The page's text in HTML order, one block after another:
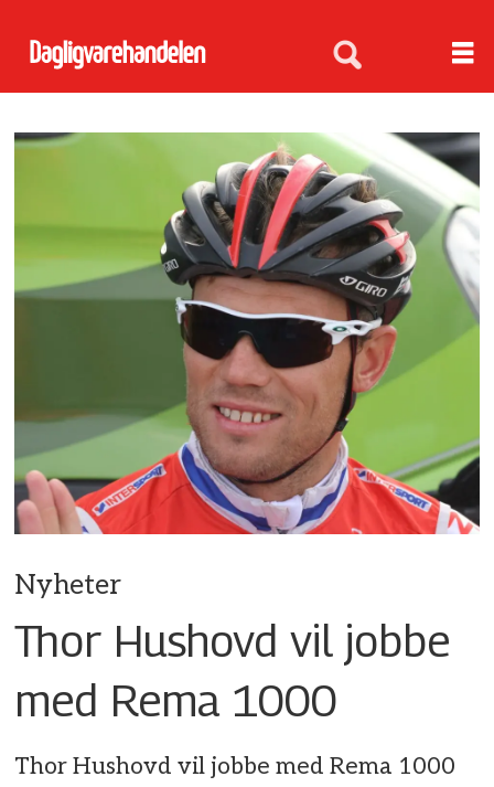
Nyheter
Thor Hushovd vil jobbe
med Rema 1000
Thor Hushovd vil jobbe med Rema 1000